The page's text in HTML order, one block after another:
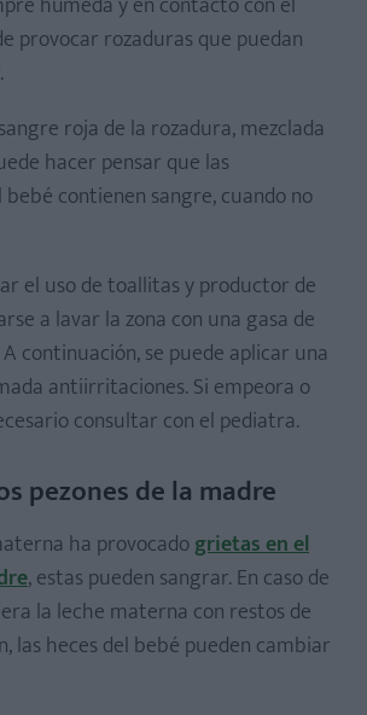
provocar rozaduras que puedan
roja de la rozadura, mezclada
hacer pensar que las
bebé contienen sangre, cuando no
el uso de toallitas y productor de
a lavar la zona con una gasa de
continuación, se puede aplicar una
antiirritaciones. Si empeora o
consultar con el pediatra.
pezones de la madre
ha provocadogrietas en el
, estas pueden sangrar. En caso de
la leche materna con restos de
las heces del bebé pueden cambiar